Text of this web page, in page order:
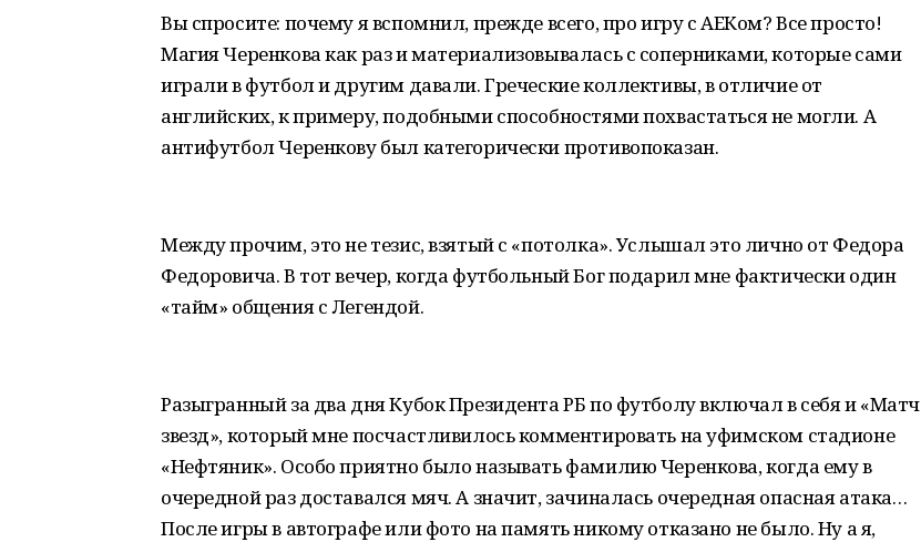
Вы спросите: почему я вспомнил, прежде всего, про игру с АЕКом? Все просто!
Магия Черенкова как раз и материализовывалась с соперниками, которые сами
играли в футбол и другим давали. Греческие коллективы, в отличие от
английских, к примеру, подобными способностями похвастаться не могли. А
антифутбол Черенкову был категорически противопоказан.
Между прочим, это не тезис, взятый с «потолка». Услышал это лично от Федора
Федоровича. В тот вечер, когда футбольный Бог подарил мне фактически один
«тайм» общения с Легендой.
Разыгранный за два дня Кубок Президента РБ по футболу включал в себя и «Матч
звезд», который мне посчастливилось комментировать на уфимском стадионе
«Нефтяник». Особо приятно было называть фамилию Черенкова, когда ему в
очередной раз доставался мяч. А значит, зачиналась очередная опасная атака…
После игры в автографе или фото на память никому отказано не было. Ну а я,